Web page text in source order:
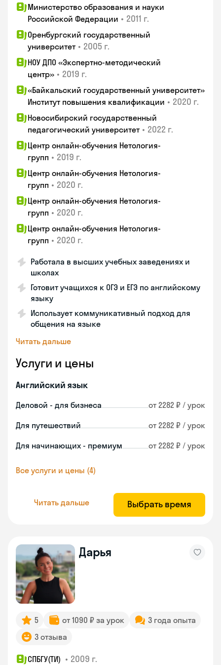
Министерство образования и науки
Российской Федерации • 2011 г.
Оренбургский государственный
университет • 2005 г.
НОУ ДПО «Экспертно-методический
центр» • 2019 г.
«Байкальский государственный университет»
Институт повышения квалификации • 2020 г.
Новосибирский государственный
педагогический университет • 2022 г.
Центр онлайн-обучения Нетология-
групп • 2019 г.
Центр онлайн-обучения Нетология-
групп • 2020 г.
Центр онлайн-обучения Нетология-
групп • 2020 г.
Центр онлайн-обучения Нетология-
групп • 2020 г.
Работала в высших учебных заведениях и
школах
Готовит учащихся к ОГЭ и ЕГЭ по английскому
языку
Использует коммуникативный подход для
общения на языке
Читать дальше
Услуги и цены
Английский язык
Деловой - для бизнеса от 2282 ₽ / урок
Для путешествий от 2282 ₽ / урок
Для начинающих - премиум от 2282 ₽ / урок
Все услуги и цены (4)
Читать дальше Выбрать время
Дарья
5 от 1090 ₽ за урок
3 года опыта
3 отзыва
СПБГУ(ТИ) • 2009 г.